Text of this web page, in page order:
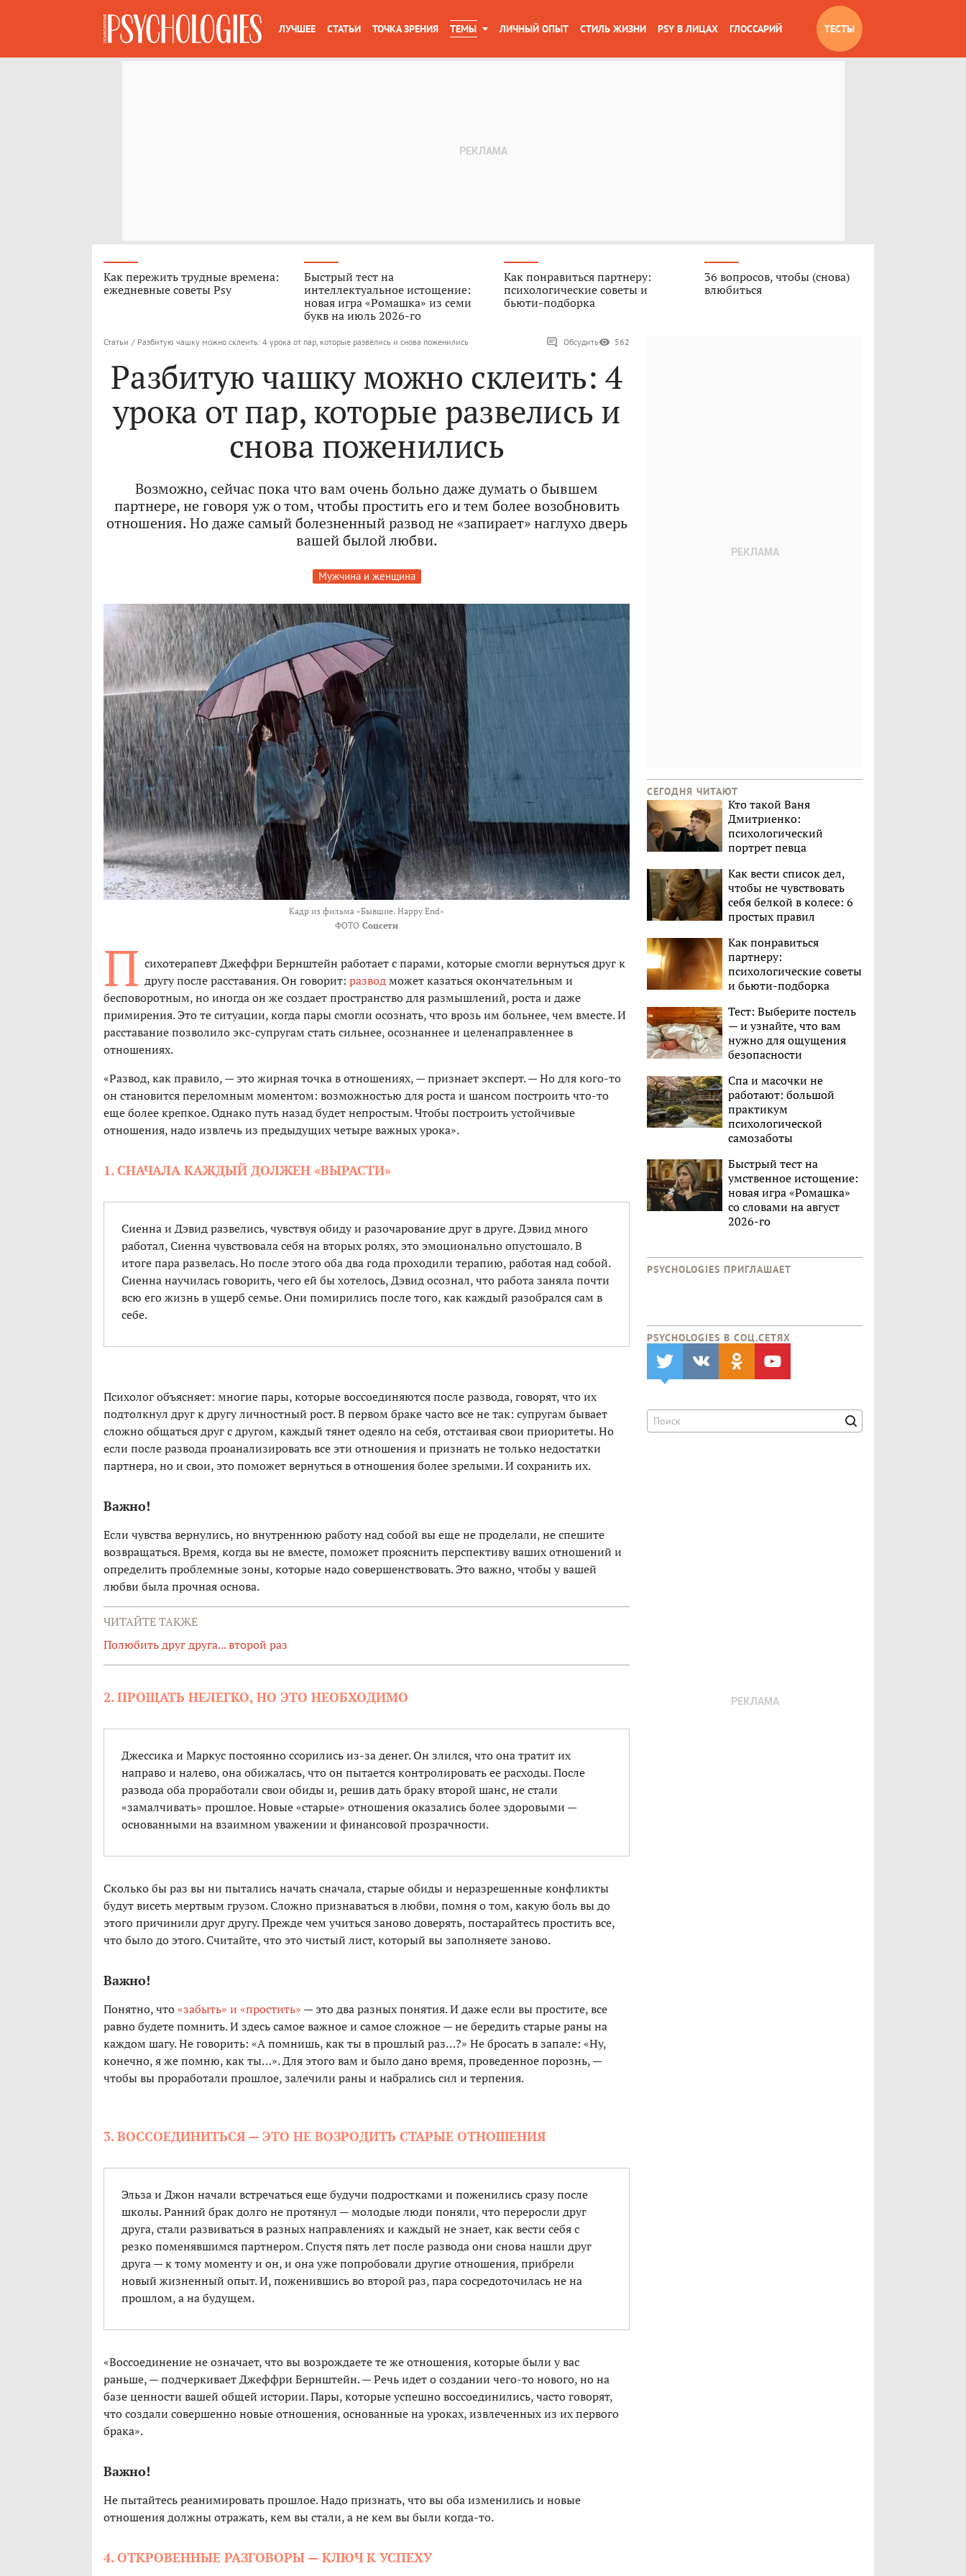
ЛУЧШЕЕ СТАТЬИ ТОЧКА ЗРЕНИЯ ТЕМЫ ЛИЧНЫЙ ОПЫТ СТИЛЬ ЖИЗНИ PSY В ЛИЦАХ ГЛОССАРИЙ ТЕСТЫ
Как пережить трудные времена:
ежедневные советы Psy
Быстрый тест на
интеллектуальное истощение:
новая игра «Ромашка» из семи
букв на июль 2026-го
Как понравиться партнеру:
психологические советы и
бьюти-подборка
36 вопросов, чтобы (снова)
влюбиться
Статьи / Разбитую чашку можно склеить: 4 урока от пар, которые развелись и снова поженились Обсудить 562
Разбитую чашку можно склеить: 4
урока от пар, которые развелись и
снова поженились
Возможно, сейчас пока что вам очень больно даже думать о бывшем
партнере, не говоря уж о том, чтобы простить его и тем более возобновить
отношения. Но даже самый болезненный развод не «запирает» наглухо дверь
вашей былой любви.
Мужчина и женщина
Кадр из фильма «Бывшие. Happy End»
ФОТО Соцсети
П сихотерапевт Джеффри Бернштейн работает с парами, которые смогли вернуться друг к
другу после расставания. Он говорит: разводможет казаться окончательным и
бесповоротным, но иногда он же создает пространство для размышлений, роста и даже
примирения. Это те ситуации, когда пары смогли осознать, что врозь им больнее, чем вместе. И
расставание позволило экс-супругам стать сильнее, осознаннее и целенаправленнее в
отношениях.
«Развод, как правило, — это жирная точка в отношениях, — признает эксперт. — Но для кого-то
он становится переломным моментом: возможностью для роста и шансом построить что-то
еще более крепкое. Однако путь назад будет непростым. Чтобы построить устойчивые
отношения, надо извлечь из предыдущих четыре важных урока».
1. СНАЧАЛА КАЖДЫЙ ДОЛЖЕН «ВЫРАСТИ»
Сиенна и Дэвид развелись, чувствуя обиду и разочарование друг в друге. Дэвид много
работал, Сиенна чувствовала себя на вторых ролях, это эмоционально опустошало. В
итоге пара развелась. Но после этого оба два года проходили терапию, работая над собой.
Сиенна научилась говорить, чего ей бы хотелось, Дэвид осознал, что работа заняла почти
всю его жизнь в ущерб семье. Они помирились после того, как каждый разобрался сам в
себе.
Психолог объясняет: многие пары, которые воссоединяются после развода, говорят, что их
подтолкнул друг к другу личностный рост. В первом браке часто все не так: супругам бывает
сложно общаться друг с другом, каждый тянет одеяло на себя, отстаивая свои приоритеты. Но
если после развода проанализировать все эти отношения и признать не только недостатки
партнера, но и свои, это поможет вернуться в отношения более зрелыми. И сохранить их.
Важно!
Если чувства вернулись, но внутреннюю работу над собой вы еще не проделали, не спешите
возвращаться. Время, когда вы не вместе, поможет прояснить перспективу ваших отношений и
определить проблемные зоны, которые надо совершенствовать. Это важно, чтобы у вашей
любви была прочная основа.
ЧИТАЙТЕ ТАКЖЕ
Полюбить друг друга... второй раз
2. ПРОЩАТЬ НЕЛЕГКО, НО ЭТО НЕОБХОДИМО
Джессика и Маркус постоянно ссорились из-за денег. Он злился, что она тратит их
направо и налево, она обижалась, что он пытается контролировать ее расходы. После
развода оба проработали свои обиды и, решив дать браку второй шанс, не стали
«замалчивать» прошлое. Новые «старые» отношения оказались более здоровыми —
основанными на взаимном уважении и финансовой прозрачности.
Сколько бы раз вы ни пытались начать сначала, старые обиды и неразрешенные конфликты
будут висеть мертвым грузом. Сложно признаваться в любви, помня о том, какую боль вы до
этого причинили друг другу. Прежде чем учиться заново доверять, постарайтесь простить все,
что было до этого. Считайте, что это чистый лист, который вы заполняете заново.
Важно!
Понятно, что«забыть» и «простить» — это два разных понятия. И даже если вы простите, все
равно будете помнить. И здесь самое важное и самое сложное — не бередить старые раны на
каждом шагу. Не говорить: «А помнишь, как ты в прошлый раз…?» Не бросать в запале: «Ну,
конечно, я же помню, как ты…». Для этого вам и было дано время, проведенное порознь, —
чтобы вы проработали прошлое, залечили раны и набрались сил и терпения.
3. ВОССОЕДИНИТЬСЯ — ЭТО НЕ ВОЗРОДИТЬ СТАРЫЕ ОТНОШЕНИЯ
Эльза и Джон начали встречаться еще будучи подростками и поженились сразу после
школы. Ранний брак долго не протянул — молодые люди поняли, что переросли друг
друга, стали развиваться в разных направлениях и каждый не знает, как вести себя с
резко поменявшимся партнером. Спустя пять лет после развода они снова нашли друг
друга — к тому моменту и он, и она уже попробовали другие отношения, прибрели
новый жизненный опыт. И, поженившись во второй раз, пара сосредоточилась не на
прошлом, а на будущем.
«Воссоединение не означает, что вы возрождаете те же отношения, которые были у вас
раньше, — подчеркивает Джеффри Бернштейн. — Речь идет о создании чего-то нового, но на
базе ценности вашей общей истории. Пары, которые успешно воссоединились, часто говорят,
что создали совершенно новые отношения, основанные на уроках, извлеченных из их первого
брака».
Важно!
Не пытайтесь реанимировать прошлое. Надо признать, что вы оба изменились и новые
отношения должны отражать, кем вы стали, а не кем вы были когда-то.
4. ОТКРОВЕННЫЕ РАЗГОВОРЫ — КЛЮЧ К УСПЕХУ
СЕГОДНЯ ЧИТАЮТ
Кто такой Ваня
Дмитриенко:
психологический
портрет певца
Как вести список дел,
чтобы не чувствовать
себя белкой в колесе: 6
простых правил
Как понравиться
партнеру:
психологические советы
и бьюти-подборка
Тест: Выберите постель
— и узнайте, что вам
нужно для ощущения
безопасности
Спа и масочки не
работают: большой
практикум
психологической
самозаботы
Быстрый тест на
умственное истощение:
новая игра «Ромашка»
со словами на август
2026-го
PSYCHOLOGIES ПРИГЛАШАЕТ
PSYCHOLOGIES В CОЦ.СЕТЯХ